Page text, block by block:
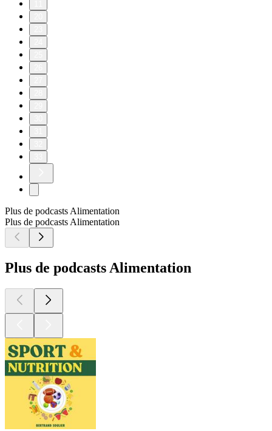
Plus de podcasts Alimentation
Plus de podcasts Alimentation
Plus de podcasts Alimentation